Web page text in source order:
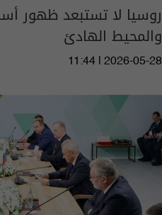
روسيا لا تستبعد ظهور
والمحيط الهادئ
11:44 | 2026-05-28